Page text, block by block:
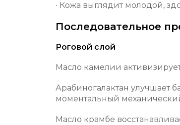
∙ Кожа выглядит молодой,
Последовательное
Роговой слой
Масло камелии
Арабиногалактан улучшает
моментальный
Масло крамбе